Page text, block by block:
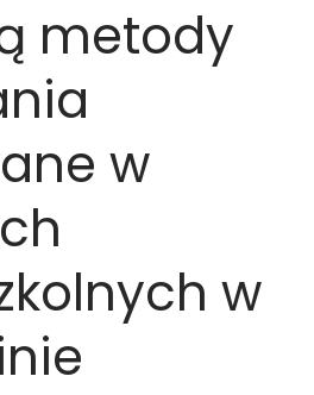
metody
w
w